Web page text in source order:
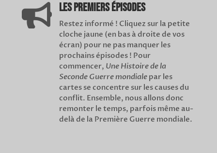
 Les premiers épisodes
Restez informé ! Cliquez sur la petite
cloche jaune (en bas à droite de vos
écran) pour ne pas manquer les
prochains épisodes ! Pour
commencer, Une Histoire de la
Seconde Guerre mondialepar les
cartes se concentre sur les causes du
conflit. Ensemble, nous allons donc
remonter le temps, parfois même au-
delà de la Première Guerre mondiale.